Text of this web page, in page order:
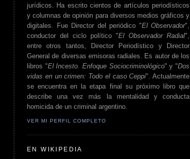
jurídicos. Ha escrito cientos de artículos periodísticos
y columnas de opinión para diversos medios gráficos y
digitales. Fue Director del periódico "El Observador",
conductor del ciclo político "El Observador Radial",
entre otros tantos, Director Periodístico y Director
General de diversas emisoras radiales. Es autor de los
libros "El Incesto. Enfoque Sociocriminológico" y "Dos
vidas en un crimen: Todo el caso Ceppi". Actualmente
se encuentra en la etapa final su próximo libro que
describe una vez más la mentalidad y conducta
homicida de un criminal argentino.
VER MI PERFIL COMPLETO
EN WIKIPEDIA